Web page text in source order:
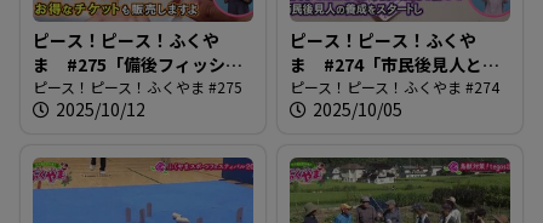
ピース！ピース！ふくや
ま #275「備後フィッシュ
＆備後福山ワインフェス」
ピース！ピース！ふくやま #275
2025/10/12
ピース！ピース！ふくや
ま #274「市民後見人と
は？」
ピース！ピース！ふくやま #274
2025/10/05